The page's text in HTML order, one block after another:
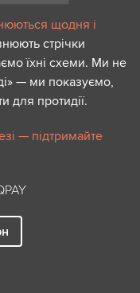
щодня і
стрічки
їхні схеми. Ми не
— ми показуємо,
для протидії.
— підтримайте